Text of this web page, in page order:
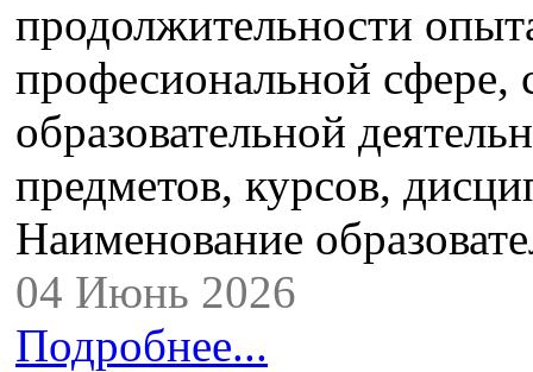
продолжительности
професиональной сфере,
образовательной
предметов, курсов,
Наименование
04 Июнь 2026
Подробнее...